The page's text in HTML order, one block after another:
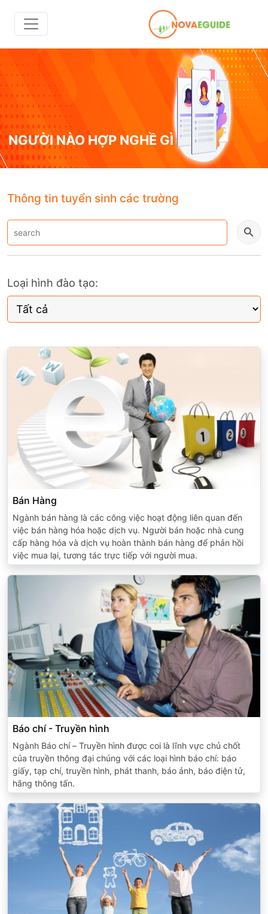
NGƯỜI NÀO HỢP NGHỀ GÌ
Thông tin tuyển sinh các trường
Loại hình đào tạo:
Bán Hàng
Ngành bán hàng là các công việc hoạt động liên quan đến
việc bán hàng hóa hoặc dịch vụ. Người bán hoặc nhà cung
cấp hàng hóa và dịch vụ hoàn thành bán hàng để phản hồi
việc mua lại, tương tác trực tiếp với người mua.
Báo chí - Truyền hình
Ngành Báo chí – Truyền hình được coi là lĩnh vực chủ chốt
của truyền thông đại chúng với các loại hình báo chí: báo
giấy, tạp chí, truyền hình, phát thanh, báo ảnh, báo điện tử,
hãng thông tấn.